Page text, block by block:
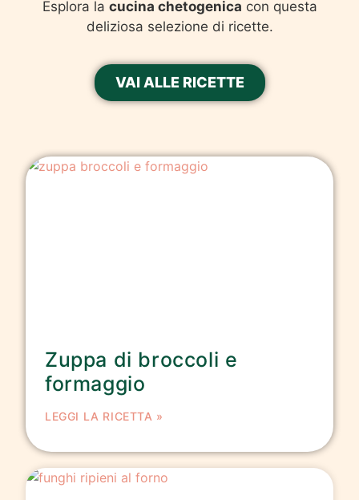
Esplora la cucina chetogenica con questa
deliziosa selezione di ricette.
VAI ALLE RICETTE
Zuppa di broccoli e
formaggio
LEGGI LA RICETTA »